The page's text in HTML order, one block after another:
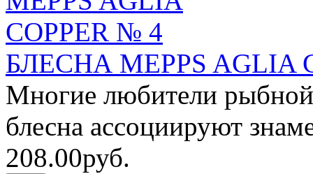
БЛЕСНА MEPPS AGLIA
Многие любители
блесна ассоциируют
208.00руб.